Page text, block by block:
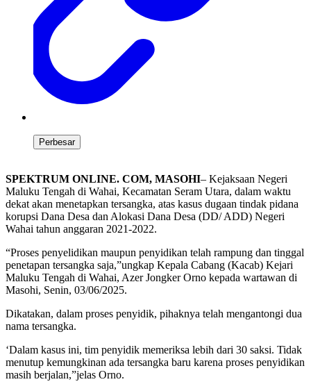
Perbesar
SPEKTRUM ONLINE. COM, MASOHI– Kejaksaan Negeri
Maluku Tengah di Wahai, Kecamatan Seram Utara, dalam waktu
dekat akan menetapkan tersangka, atas kasus dugaan tindak pidana
korupsi Dana Desa dan Alokasi Dana Desa (DD/ ADD) Negeri
Wahai tahun anggaran 2021-2022.
“Proses penyelidikan maupun penyidikan telah rampung dan tinggal
penetapan tersangka saja,”ungkap Kepala Cabang (Kacab) Kejari
Maluku Tengah di Wahai, Azer Jongker Orno kepada wartawan di
Masohi, Senin, 03/06/2025.
Dikatakan, dalam proses penyidik, pihaknya telah mengantongi dua
nama tersangka.
‘Dalam kasus ini, tim penyidik memeriksa lebih dari 30 saksi. Tidak
menutup kemungkinan ada tersangka baru karena proses penyidikan
masih berjalan,”jelas Orno.